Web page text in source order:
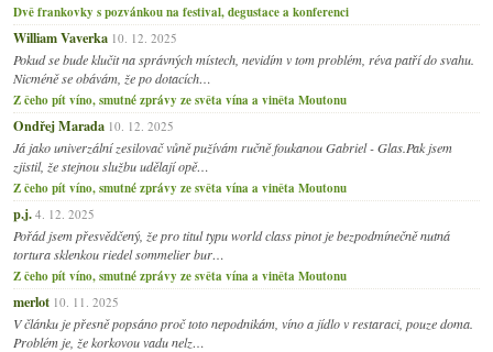
Dvě frankovky s pozvánkou na festival, degustace a konferenci
William Vaverka 10. 12. 2025
Pokud se bude klučit na správných místech, nevidím v tom problém, réva patří do svahu.
Nicméně se obávám, že po dotacích…
Z čeho pít víno, smutné zprávy ze světa vína a viněta Moutonu
Ondřej Marada 10. 12. 2025
Já jako univerzální zesilovač vůně pužívám ručně foukanou Gabriel - Glas.Pak jsem
zjistil, že stejnou službu udělají opě…
Z čeho pít víno, smutné zprávy ze světa vína a viněta Moutonu
p.j. 4. 12. 2025
Pořád jsem přesvědčený, že pro titul typu world class pinot je bezpodmínečně nutná
tortura sklenkou riedel sommelier bur…
Z čeho pít víno, smutné zprávy ze světa vína a viněta Moutonu
merlot 10. 11. 2025
V článku je přesně popsáno proč toto nepodnikám, víno a jídlo v restaraci, pouze doma.
Problém je, že korkovou vadu nelz…